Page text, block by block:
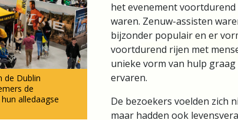
de Dublin
de
alledaagse
het evenement
waren. Zenuw-assisten
bijzonder populair en er
voortdurend rijen met
unieke vorm van hulp graag
ervaren.
De bezoekers voelden zich
maar hadden ook